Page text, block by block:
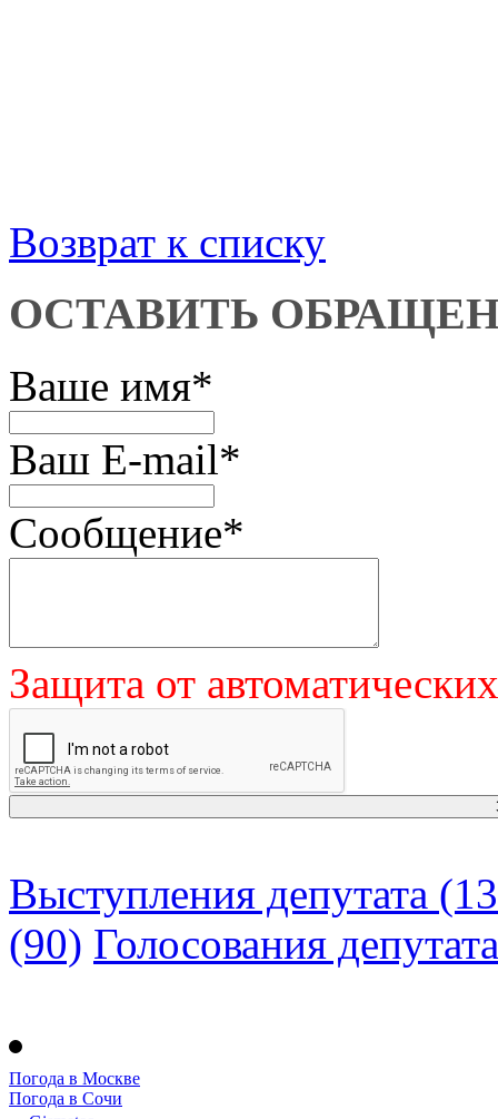
Возврат к списку
ОСТАВИТЬ
Ваше имя*
Ваш E-mail*
Сообщение*
Защита от
Выступления депутата
(90) Голосования депутата
Погода в Москве
Погода в Сочи